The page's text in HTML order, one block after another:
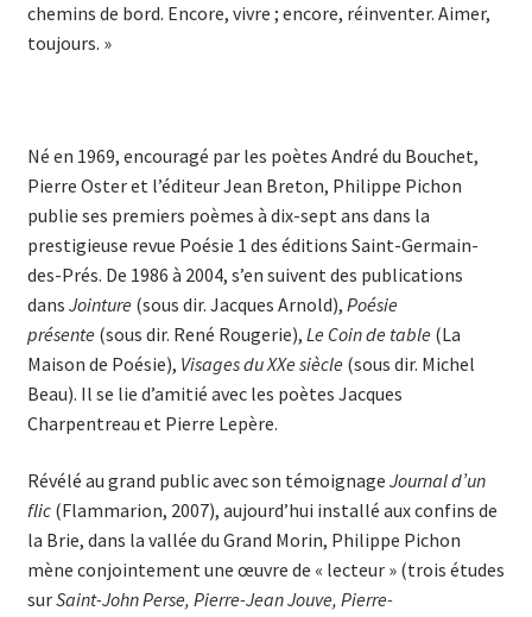
chemins de bord. Encore, vivre ; encore, réinventer. Aimer,
toujours. »
Né en 1969, encouragé par les poètes André du Bouchet,
Pierre Oster et l’éditeur Jean Breton, Philippe Pichon
publie ses premiers poèmes à dix-sept ans dans la
prestigieuse revue Poésie 1 des éditions Saint-Germain-
des-Prés. De 1986 à 2004, s’en suivent des publications
dans Jointure (sous dir. Jacques Arnold), Poésie
présente (sous dir. René Rougerie), Le Coin de table (La
Maison de Poésie), Visages du XXe siècle (sous dir. Michel
Beau). Il se lie d’amitié avec les poètes Jacques
Charpentreau et Pierre Lepère.
Révélé au grand public avec son témoignage Journal d’un
flic(Flammarion, 2007), aujourd’hui installé aux confins de
la Brie, dans la vallée du Grand Morin, Philippe Pichon
mène conjointement une œuvre de « lecteur » (trois études
surSaint-John Perse, Pierre-Jean Jouve, Pierre-